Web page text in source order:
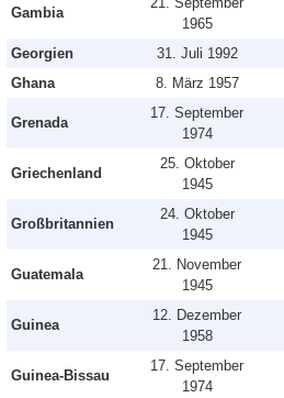
Gambia
1965
Georgien 31. Juli 1992
Ghana 8. März 1957
Grenada
17. September
1974
Griechenland
25. Oktober
1945
Großbritannien
24. Oktober
1945
Guatemala
21. November
1945
Guinea
12. Dezember
1958
Guinea-Bissau
17. September
1974